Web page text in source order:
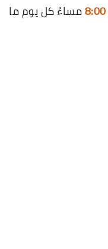
8:00مساءً كل يوم ما